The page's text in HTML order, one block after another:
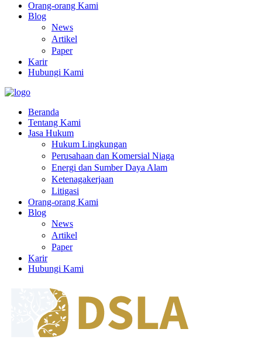
Orang-orang Kami
Blog
News
Artikel
Paper
Karir
Hubungi Kami
Beranda
Tentang Kami
Jasa Hukum
Hukum Lingkungan
Perusahaan dan Komersial Niaga
Energi dan Sumber Daya Alam
Ketenagakerjaan
Litigasi
Orang-orang Kami
Blog
News
Artikel
Paper
Karir
Hubungi Kami